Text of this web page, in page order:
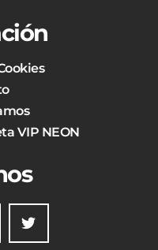
VIP NEON